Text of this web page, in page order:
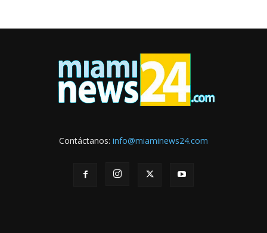
Contáctanos: info@miaminews24.com